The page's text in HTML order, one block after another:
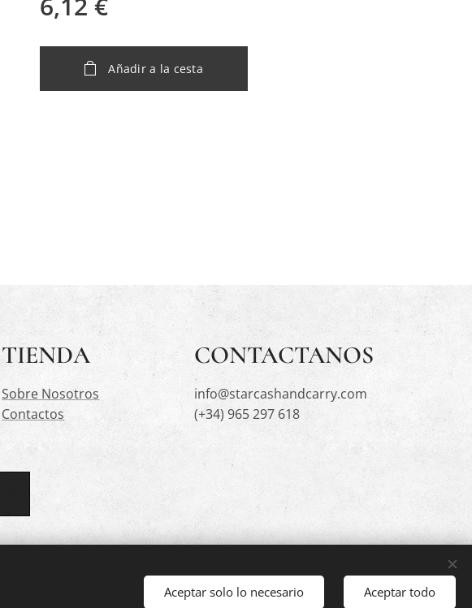
Añadir a la cesta
TIENDA
Sobre Nosotros
Contactos
CONTACTANOS
info@starcashandcarry.com
(+34) 965 297 618
Aceptar solo lo necesario Aceptar todo